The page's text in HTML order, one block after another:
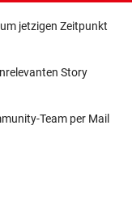
jetzigen Zeitpunkt
Story
Team per Mail